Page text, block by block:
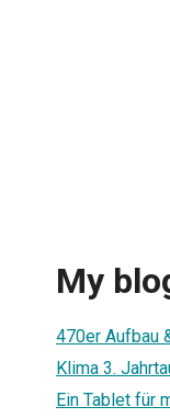
My
470er Aufbau
Klima 3.
Ein Tablet für